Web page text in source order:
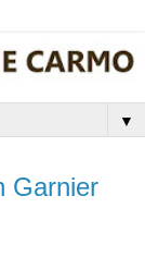
▼
Garnier